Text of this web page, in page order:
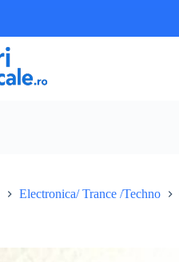
Electronica/ Trance /Techno